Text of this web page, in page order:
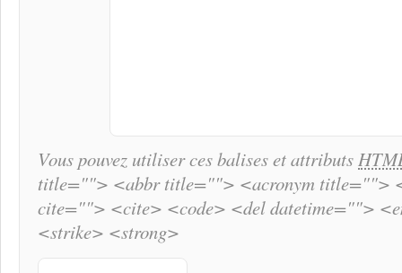
Vous pouvez utiliser ces balises et attributs
title=""> <abbr title=""> <acronym title="">
cite=""> <cite> <code> <del datetime="">
<strike> <strong>